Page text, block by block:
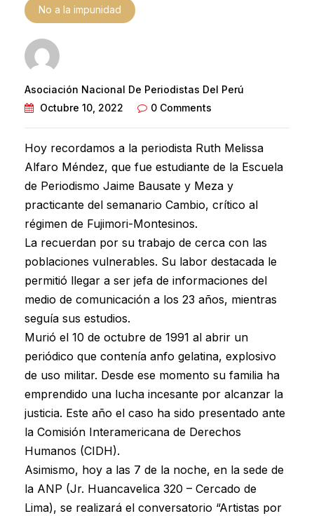
No a la impunidad
Asociación Nacional De Periodistas Del Perú
Octubre 10, 2022
0 Comments
Hoy recordamos a la periodista Ruth Melissa
Alfaro Méndez, que fue estudiante de la Escuela
de Periodismo Jaime Bausate y Meza y
practicante del semanario Cambio, crítico al
régimen de Fujimori-Montesinos.
La recuerdan por su trabajo de cerca con las
poblaciones vulnerables. Su labor destacada le
permitió llegar a ser jefa de informaciones del
medio de comunicación a los 23 años, mientras
seguía sus estudios.
Murió el 10 de octubre de 1991 al abrir un
periódico que contenía anfo gelatina, explosivo
de uso militar. Desde ese momento su familia ha
emprendido una lucha incesante por alcanzar la
justicia. Este año el caso ha sido presentado ante
la Comisión Interamericana de Derechos
Humanos (CIDH).
Asimismo, hoy a las 7 de la noche, en la sede de
la ANP (Jr. Huancavelica 320 – Cercado de
Lima), se realizará el conversatorio “Artistas por